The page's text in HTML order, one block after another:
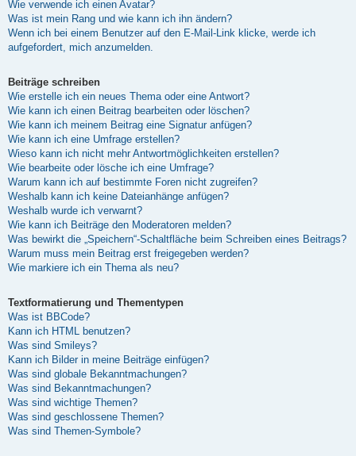
Wie verwende ich einen Avatar?
Was ist mein Rang und wie kann ich ihn ändern?
Wenn ich bei einem Benutzer auf den E-Mail-Link klicke, werde ich
aufgefordert, mich anzumelden.
Beiträge schreiben
Wie erstelle ich ein neues Thema oder eine Antwort?
Wie kann ich einen Beitrag bearbeiten oder löschen?
Wie kann ich meinem Beitrag eine Signatur anfügen?
Wie kann ich eine Umfrage erstellen?
Wieso kann ich nicht mehr Antwortmöglichkeiten erstellen?
Wie bearbeite oder lösche ich eine Umfrage?
Warum kann ich auf bestimmte Foren nicht zugreifen?
Weshalb kann ich keine Dateianhänge anfügen?
Weshalb wurde ich verwarnt?
Wie kann ich Beiträge den Moderatoren melden?
Was bewirkt die „Speichern“-Schaltfläche beim Schreiben eines Beitrags?
Warum muss mein Beitrag erst freigegeben werden?
Wie markiere ich ein Thema als neu?
Textformatierung und Thementypen
Was ist BBCode?
Kann ich HTML benutzen?
Was sind Smileys?
Kann ich Bilder in meine Beiträge einfügen?
Was sind globale Bekanntmachungen?
Was sind Bekanntmachungen?
Was sind wichtige Themen?
Was sind geschlossene Themen?
Was sind Themen-Symbole?